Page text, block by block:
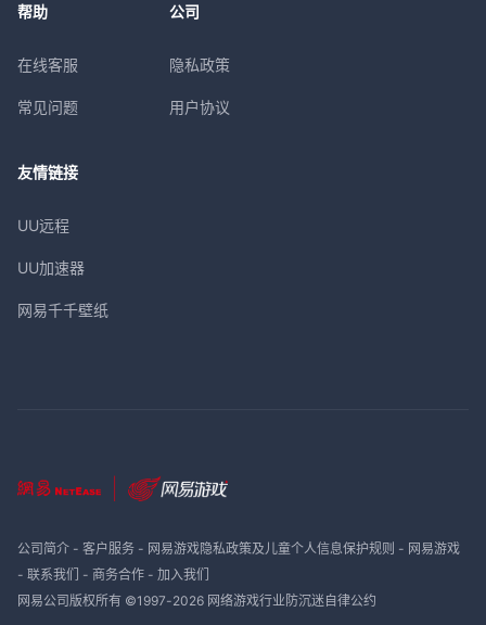
帮助
在线客服
常见问题
公司
隐私政策
用户协议
友情链接
UU远程
UU加速器
网易千千壁纸
公司简介- 客户服务- 网易游戏隐私政策及儿童个人信息保护规则 - 网易游戏
- 联系我们 - 商务合作- 加入我们
网易公司版权所有 ©1997-2026 网络游戏行业防沉迷自律公约